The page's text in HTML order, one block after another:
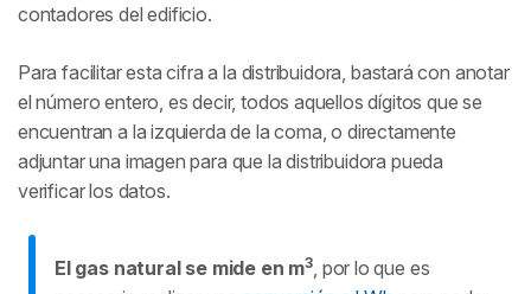
contadores del edificio.
Para facilitar esta cifra a la distribuidora, bastará con anotar
el número entero, es decir, todos aquellos dígitos que se
encuentran a la izquierda de la coma, o directamente
adjuntar una imagen para que la distribuidora pueda
verificar los datos.
El gas natural se mide en m3 , por lo que es